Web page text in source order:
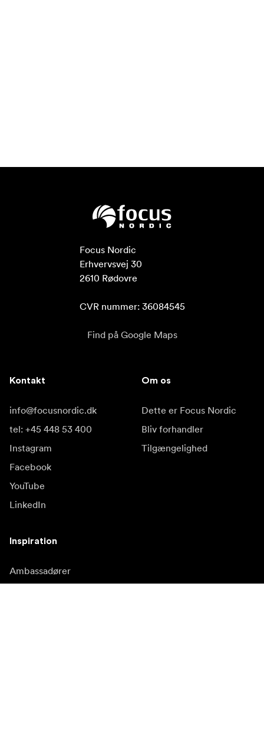
Focus Nordic
Erhvervsvej 30
2610 Rødovre
CVR nummer: 36084545
Find på Google Maps
Kontakt
info@focusnordic.dk
tel: +45 448 53 400
Instagram
Facebook
YouTube
LinkedIn
Om os
Dette er Focus Nordic
Bliv forhandler
Tilgængelighed
Inspiration
Ambassadører